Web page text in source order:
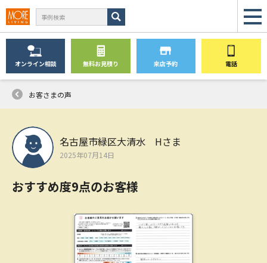
オンライン相談 無料お見積り 来店予約 電話
お客さまの声
名古屋市緑区大清水 Hさま
2025年07月14日
おすすめ度9点のお客様